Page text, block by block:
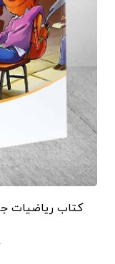
کتاب ریاضیات